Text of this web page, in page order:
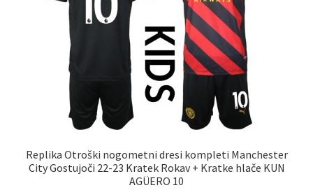
na
strani
izdelka
Replika Otroški nogometni dresi kompleti Manchester
City Gostujoči 22-23 Kratek Rokav + Kratke hlače KUN
AGÜERO 10